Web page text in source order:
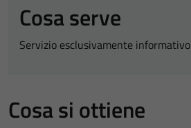
Cosa serve
Servizio esclusivamente informativo
Cosa si ottiene